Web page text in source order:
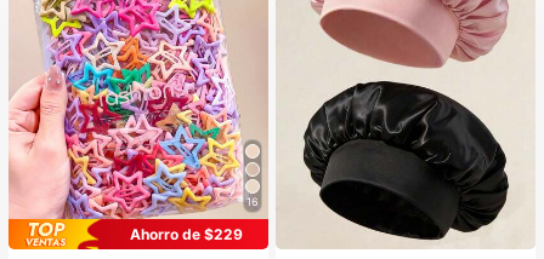
16
Ahorro de $229
#1 Más vendidos
en Multicolor Gorros para el pelo para mujer
Establecido hace 1 año